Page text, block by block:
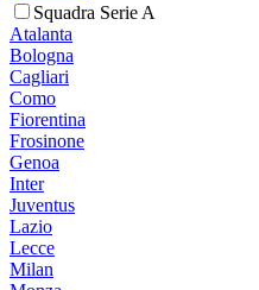
Squadra Serie A
Atalanta
Bologna
Cagliari
Como
Fiorentina
Frosinone
Genoa
Inter
Juventus
Lazio
Lecce
Milan